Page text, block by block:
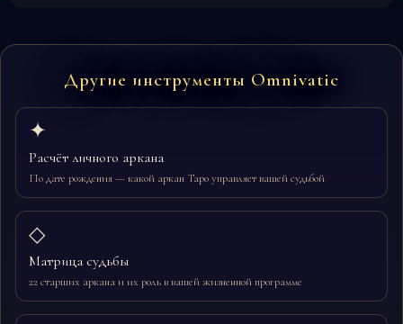
Другие инструменты Omnivatic
✦
Расчёт личного аркана
По дате рождения — какой аркан Таро управляет вашей судьбой
◇
Матрица судьбы
22 старших аркана и их роль в вашей жизненной программе